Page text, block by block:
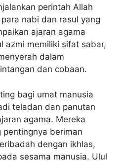
perintah Allah
nabi dan rasul yang
ajaran agama
azmi memiliki sifat sabar,
dalam
dan cobaan.
bagi umat manusia
teladan dan panutan
agama. Mereka
pentingnya beriman
dengan ikhlas,
sesama manusia. Ulul